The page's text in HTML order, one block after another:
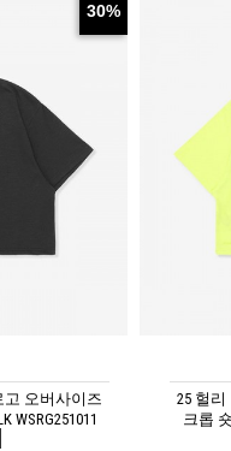
30%
고 오버사이즈
WSRG251011
25 헐
크롭